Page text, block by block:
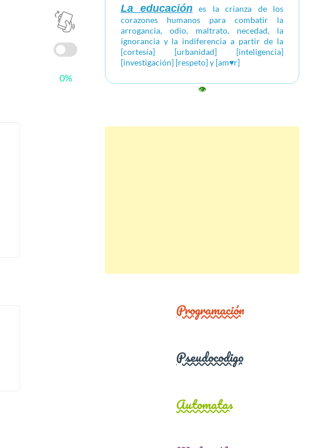
0%
La educación es la crianza de los
corazones humanos para combatir la
arrogancia, odio, maltrato, necedad, la
ignorancia y la indiferencia a partir de la
[cortesía] [urbanidad] [inteligencia]
[investigación] [respeto] y [am♥r]
👁